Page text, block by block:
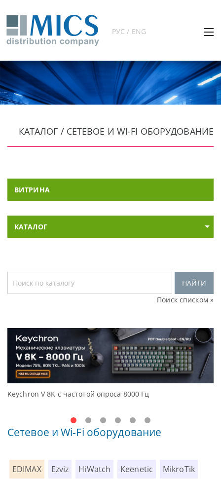
РУС / ENG
КАТАЛОГ / СЕТЕВОЕ И WI-FI ОБОРУДОВАНИЕ
ВИТРИНА
КАТАЛОГ
НАЙТИ
Поиск списком »
Keychron V 8K с частотой опроса 8000 Гц
Сетевое и Wi-Fi оборудование
EDIMAX Ezviz HiWatch Keenetic MikroTik